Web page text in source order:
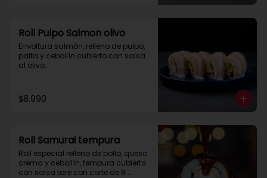
Roll Pulpo Salmon olivo
Envoltura salmón, relleno de pulpo,
palta y cebollín cubierto con salsa
al olivo.
$8.990
Roll Samurai tempura
Roll especial relleno de pollo, queso
crema y cebollín, tempura cubierto
con salsa tare con corte de 8